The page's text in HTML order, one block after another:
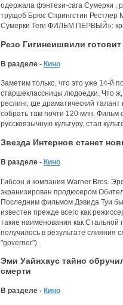
одержала фэнтези-сага Сумерки ,
трущоб Брюс Спрингстин Рестлер
Сумерки Теги ФИЛЬМ ПЕРВЫЙ»:
Резо Гигинеишвили
В разделе - Кино
Заметим только, что это уже 14-й
старшеклассницы людоедки. Что
реслинг, где драматический
собрать там почти 120 млн. Фильм
русскоязычную культуру, стал
Звезда Интернов станет
В разделе - Кино
Гибсон и компания Warner Bros.
экранизирован продюсером
Последним фильмом Дэвида Туи
известен прежде всего как
такие наименования как Стальной
получилось в результате слияния
"governor").
Эми Уайнхаус тайно
смерти
В разделе - Кино